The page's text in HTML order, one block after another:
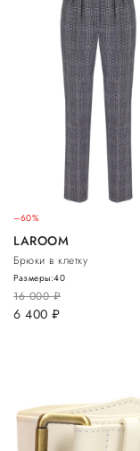
–60%
LAROOM
Брюки в клетку
16 000руб.
6 400 руб.
Размеры:40